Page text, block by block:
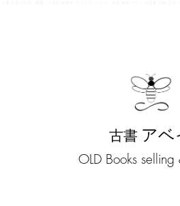
古書 ア
​OLD Books